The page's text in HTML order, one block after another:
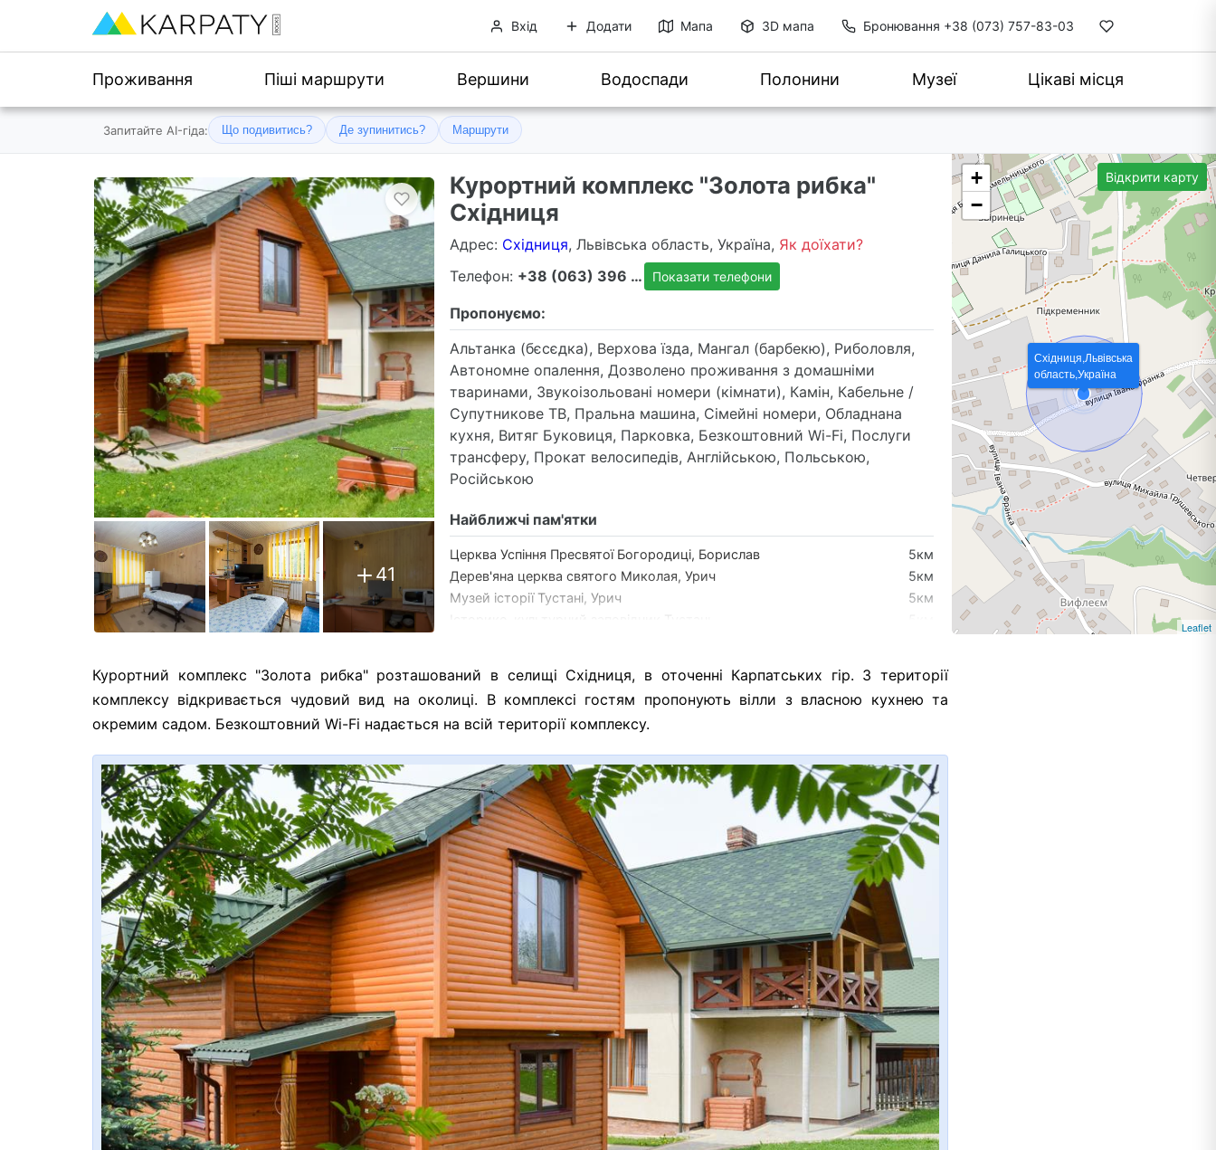
Вхід Додати Мапа 3D мапа Бронювання +38 (073) 757-83-03
Проживання Піші маршрути Вершини Водоспади Полонини Музеї Цікаві місця
Запитайте AI-гіда: Що подивитись? Де зупинитись? Маршрути
41
Курортний комплекс "Золота рибка"
Східниця
Адрес: Східниця, Львівська область, Україна, Як доїхати?
Телефон:
+38 (063) 396 6386, +38 (067) 268 6321 Показати телефони
Пропонуємо:
Альтанка (бєсєдка), Верхова їзда, Мангал (барбекю), Риболовля,
Автономне опалення, Дозволено проживання з домашніми
тваринами, Звукоізольовані номери (кімнати), Камін, Кабельне /
Супутникове ТВ, Пральна машина, Сімейні номери, Обладнана
кухня, Витяг Буковиця, Парковка, Безкоштовний Wi-Fi, Послуги
трансферу, Прокат велосипедів, Англійською, Польською,
Російською
Найближчі пам'ятки
Церква Успіння Пресвятої Богородиці, Борислав
5км
Дерев'яна церква святого Миколая, Урич
5км
Музей історії Тустані, Урич
5км
Найближчі вершини
Гора Парашка
17км
Гора Ключ
Гора Яворинка
29км
Гора Лопата
29км
Гора Яворина
41км
Відкрити карту
Східниця,Львівська
область,Україна
+
−
Leaflet
Курортний комплекс "Золота рибка" розташований в селищі Східниця, в оточенні Карпатських гір. З території
комплексу відкривається чудовий вид на околиці. В комплексі гостям пропонують вілли з власною кухнею та
окремим садом. Безкоштовний Wi-Fi надається на всій території комплексу.